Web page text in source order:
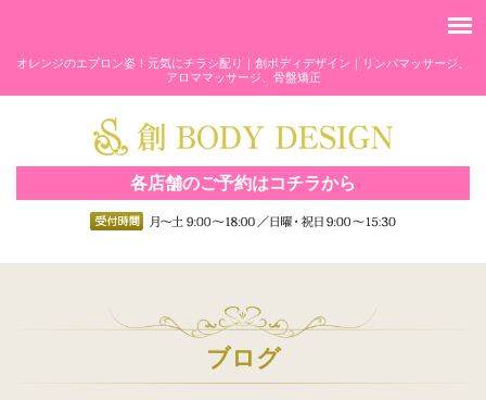
オレンジのエプロン姿！元気にチラシ配り｜創ボディデザイン｜リンパマッサージ、
アロママッサージ、骨盤矯正
各店舗のご予約はコチラから
ブログ